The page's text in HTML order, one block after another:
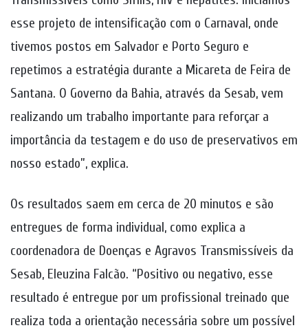
esse projeto de intensificação com o Carnaval, onde
tivemos postos em Salvador e Porto Seguro e
repetimos a estratégia durante a Micareta de Feira de
Santana. O Governo da Bahia, através da Sesab, vem
realizando um trabalho importante para reforçar a
importância da testagem e do uso de preservativos em
nosso estado”, explica.
Os resultados saem em cerca de 20 minutos e são
entregues de forma individual, como explica a
coordenadora de Doenças e Agravos Transmissíveis da
Sesab, Eleuzina Falcão. “Positivo ou negativo, esse
resultado é entregue por um profissional treinado que
realiza toda a orientação necessária sobre um possível